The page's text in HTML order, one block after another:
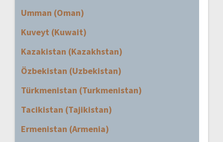
Umman (Oman)
Kuveyt (Kuwait)
Kazakistan (Kazakhstan)
Özbekistan (Uzbekistan)
Türkmenistan (Turkmenistan)
Tacikistan (Tajikistan)
Ermenistan (Armenia)